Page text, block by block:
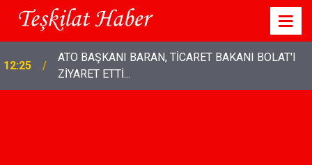
20:36
DEVA Partisi Genel Başkanı Ali Babacan: “Emekli
maaşından, insanca yaşam hakkından tasarruf
olmaz"